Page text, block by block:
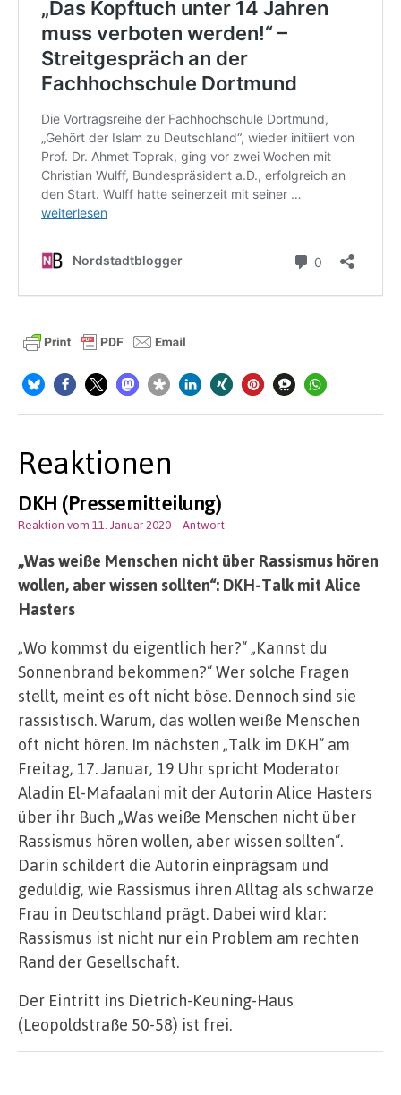
Reaktionen
DKH (Pressemitteilung)
Reaktion vom 11. Januar 2020– Antwort
„Was weiße Menschen nicht über Rassismus hören
wollen, aber wissen sollten“: DKH-Talk mit Alice
Hasters
„Wo kommst du eigentlich her?“ „Kannst du
Sonnenbrand bekommen?“ Wer solche Fragen
stellt, meint es oft nicht böse. Dennoch sind sie
rassistisch. Warum, das wollen weiße Menschen
oft nicht hören. Im nächsten „Talk im DKH“ am
Freitag, 17. Januar, 19 Uhr spricht Moderator
Aladin El-Mafaalani mit der Autorin Alice Hasters
über ihr Buch „Was weiße Menschen nicht über
Rassismus hören wollen, aber wissen sollten“.
Darin schildert die Autorin einprägsam und
geduldig, wie Rassismus ihren Alltag als schwarze
Frau in Deutschland prägt. Dabei wird klar:
Rassismus ist nicht nur ein Problem am rechten
Rand der Gesellschaft.
Der Eintritt ins Dietrich-Keuning-Haus
(Leopoldstraße 50-58) ist frei.